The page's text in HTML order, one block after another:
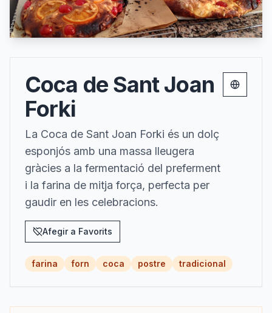
Coca de Sant Joan
Forki
La Coca de Sant Joan Forki és un dolç
esponjós amb una massa lleugera
gràcies a la fermentació del preferment
i la farina de mitja força, perfecta per
gaudir en les celebracions.
Afegir a Favorits
Change
farina forn coca postre tradicional